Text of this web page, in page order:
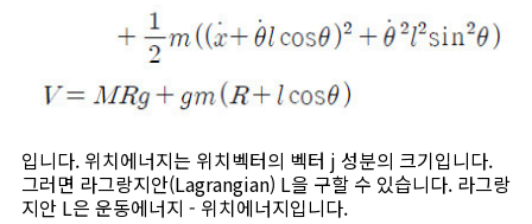
입니다. 위치에너지는 위치벡터의 벡터 j 성분의 크기입니다.
그러면 라그랑지안(Lagrangian) L을 구할 수 있습니다. 라그랑
지안 L은 운동에너지 - 위치에너지입니다.